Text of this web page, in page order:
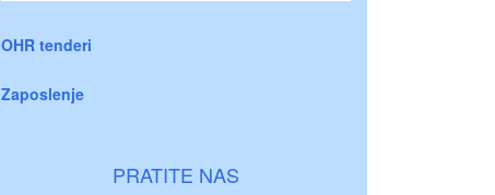
OHR tenderi
Zaposlenje
PRATITE NAS